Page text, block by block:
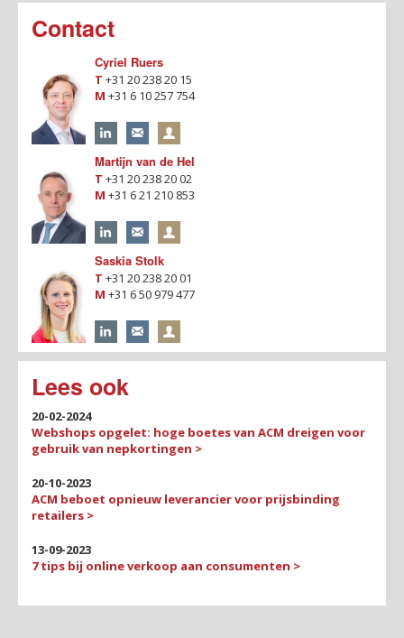
Contact
Cyriel Ruers
T +31 20 238 20 15
M +31 6 10 257 754
Martijn van de Hel
T +31 20 238 20 02
M +31 6 21 210 853
Saskia Stolk
T +31 20 238 20 01
M +31 6 50 979 477
Lees ook
20-02-2024
Webshops opgelet: hoge boetes van ACM dreigen voor
gebruik van nepkortingen >
20-10-2023
ACM beboet opnieuw leverancier voor prijsbinding
retailers >
13-09-2023
7 tips bij online verkoop aan consumenten >